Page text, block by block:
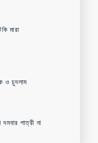
মারা
ও চুদলাম
পাত্রী না